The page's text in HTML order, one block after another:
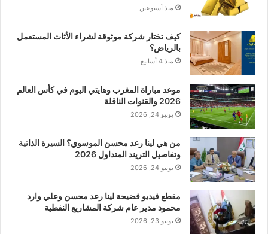
منذ أسبوعين
كيف تختار شركة موثوقة لشراء الأثاث المستعمل
بالرياض؟
منذ 4 أسابيع
موعد مباراة المغرب وهايتي اليوم في كأس العالم
2026 والقنوات الناقلة
يونيو 24, 2026
من هي لينا رعد محسن الموسوي؟ السيرة الذاتية
وتفاصيل التريند المتداول 2026
يونيو 24, 2026
مقطع فيديو فضيحة لينا رعد محسن وعلي وارد
محمود مدير عام شركة المشاريع النفطية
يونيو 23, 2026